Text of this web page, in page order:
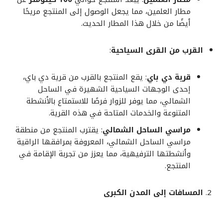
مطار العلمين، مما يجعل الوصول إلى المنتجع مريحًا
أيضًا من خلال هذا المطار الحديث.
القرب من القرى السياحية:
قرية دي باي: يقع المنتجع بالقرب من قرية دي باي،
إحدى الوجهات السياحية الشهيرة في الساحل
الشمالي، مما يوفر للزوار فرصًا للاستمتاع بالأنشطة
المتنوعة والخدمات المتاحة في هذه القرية.
مراسي الساحل الشمالي: يقترب المنتجع من منطقة
مراسي الساحل الشمالي، المعروفة بمرافقها الراقية
وأنشطتها الترفيهية، مما يعزز من تجربة الإقامة في
المنتجع.
المسافات إلى المدن الكبرى